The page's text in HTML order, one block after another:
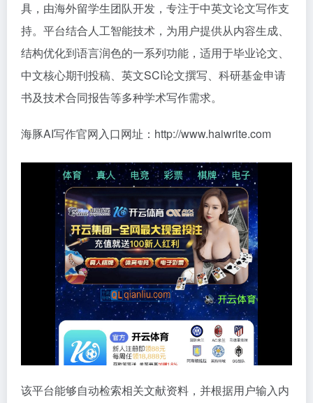
具，由海外留学生团队开发，专注于中英文论文写作支
持。平台结合人工智能技术，为用户提供从内容生成、
结构优化到语言润色的一系列功能，适用于毕业论文、
中文核心期刊投稿、英文SCI论文撰写、科研基金申请
书及技术合同报告等多种学术写作需求。
海豚AI写作官网入口网址：http://www.haiwrite.com
该平台能够自动检索相关文献资料，并根据用户输入内